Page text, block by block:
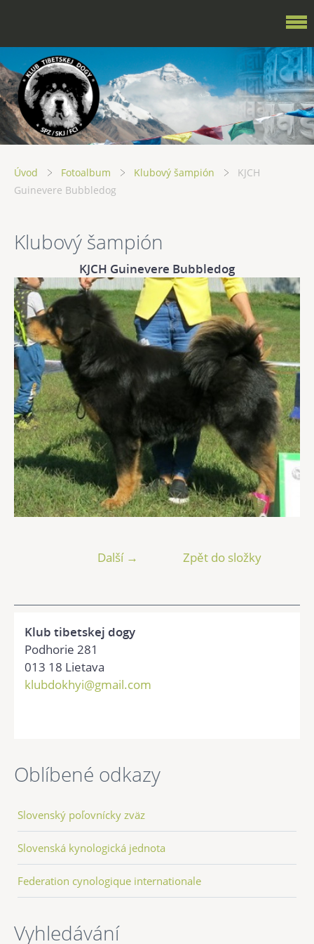
Úvod Fotoalbum Klubový šampión
KJCH
Guinevere Bubbledog
Klubový šampión
KJCH Guinevere Bubbledog
Další → Zpět do složky
Klub tibetskej dogy
Podhorie 281
013 18 Lietava
klubdokhyi@gmail.com
Oblíbené odkazy
Slovenský poľovnícky zväz
Slovenská kynologická jednota
Federation cynologique internationale
Vyhledávání